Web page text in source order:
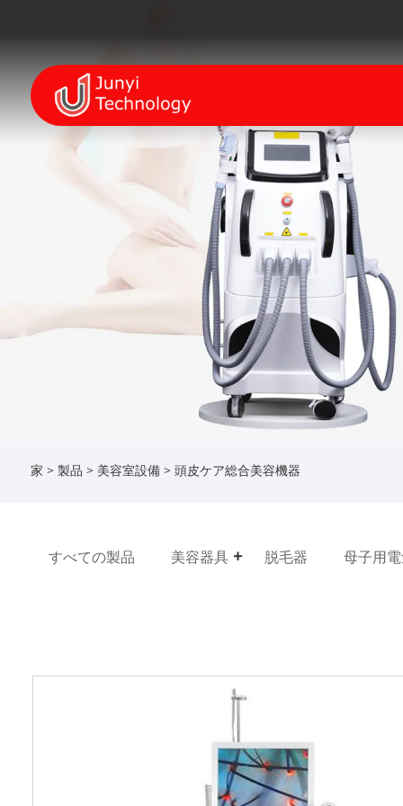
家 > 製品 > 美容室設備> 頭皮ケア総合美容機器
すべての製品 美容器具 脱毛器 母子用